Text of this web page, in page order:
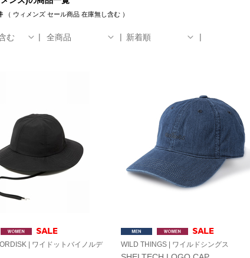
（ ウィメンズ セール商品 在庫無し含む）
む 全商品 新着順
| ワイドットバイノルデ
WILD THINGS | ワイルドシングス